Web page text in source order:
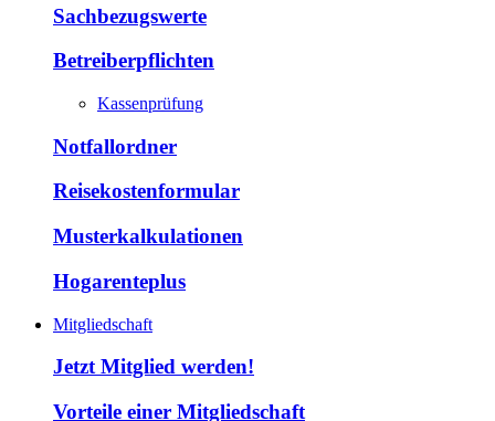
Sachbezugswerte
Betreiberpflichten
Kassenprüfung
Notfallordner
Reisekostenformular
Musterkalkulationen
Hogarenteplus
Mitgliedschaft
Jetzt Mitglied werden!
Vorteile einer Mitgliedschaft